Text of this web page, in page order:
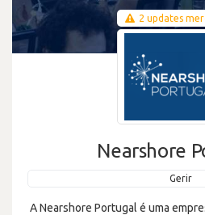
2 updates
Nearshore
Gerir
A Nearshore Portugal é uma